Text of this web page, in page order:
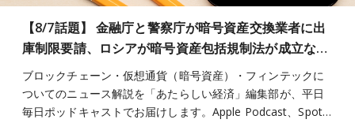
【8/7話題】 金融庁と警察庁が暗号資産交換業者に出
庫制限要請、ロシアが暗号資産包括規制法が成立な…
ブロックチェーン・仮想通貨（暗号資産）・フィンテックに
ついてのニュース解説を「あたらしい経済」編集部が、平日
毎日ポッドキャストでお届けします。Apple Podcast、Spot…